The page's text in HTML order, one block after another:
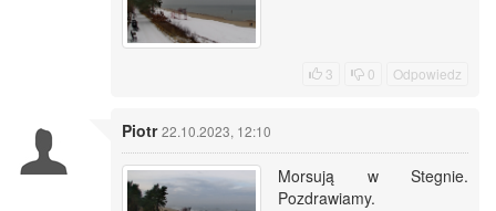
3 0 Odpowiedz
Piotr 22.10.2023, 12:10
Morsują w Stegnie.
Pozdrawiamy.